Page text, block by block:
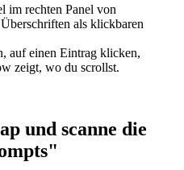
im rechten Panel von
als klickbaren
auf einen Eintrag klicken,
zeigt, wo du scrollst.
und scanne die